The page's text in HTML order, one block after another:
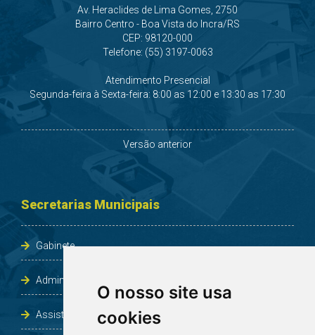
O nosso site usa
cookies
Av. Heraclides de Lima Gomes, 2750
Bairro Centro - Boa Vista do Incra/RS
CEP: 98120-000
Telefone: (55) 3197-0063
Atendimento Presencial
Segunda-feira à Sexta-feira: 8:00 as 12:00 e 13:30 as 17:30
Versão anterior
Secretarias Municipais
Gabinete
Administração e Planejamento
Assistência Social e Habitação